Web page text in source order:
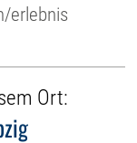
erlebnis
Ort: